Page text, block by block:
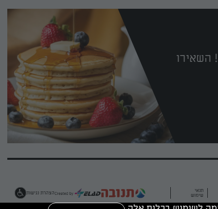
השאירו
תנאי
שימוש הצהרת נגישות